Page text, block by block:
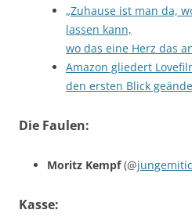
„Zuhause ist man da,
lassen kann,
wo das eine Herz das
Amazon gliedert
den ersten Blick
Die Faulen:
Moritz Kempf(@
Kasse: